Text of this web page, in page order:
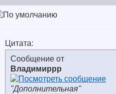
Цитата:
Сообщение от
Владимиррр
"Дополнительная"